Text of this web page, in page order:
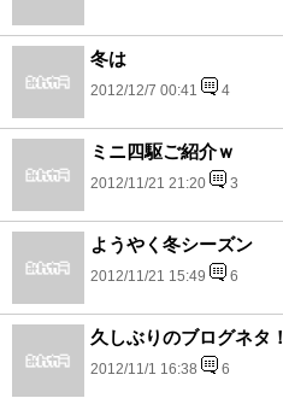
冬は
2012/12/7 00:41 4
ミニ四駆ご紹介ｗ
2012/11/21 21:20 3
ようやく冬シーズン
2012/11/21 15:49 6
久しぶりのブログネタ！
2012/11/1 16:38 6